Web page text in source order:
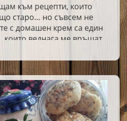
към рецепти, които
старо… но съвсем не
с домашен крем са един
които веднага ме връщат
ги рядко, но
е същият – домашен,
Имам една рецепта,
и никога не съм
майка – изпитана,
ценна за мен. Споделям я
ви донесе същата сладка